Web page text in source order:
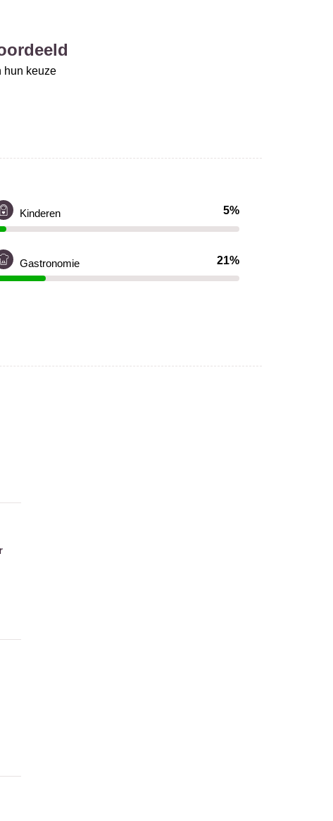
hun keuze
Kinderen 5%
Gastronomie 21%